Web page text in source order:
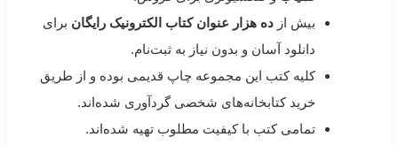
بیش از ده هزار عنوان کتاب الکترونیک رایگان برای
دانلود آسان و بدون نیاز به ثبت‌نام.
کلیه کتب این مجموعه چاپ قدیمی بوده و از طریق
خرید کتابخانه‌های شخصی گردآوری شده‌اند.
تمامی کتب با کیفیت مطلوب تهیه شده‌اند.